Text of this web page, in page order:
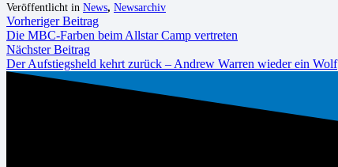
Veröffentlicht in News, Newsarchiv
Vorheriger Beitrag
Die MBC-Farben beim Allstar Camp vertreten
Nächster Beitrag
Der Aufstiegsheld kehrt zurück – Andrew Warren wieder ein Wolf